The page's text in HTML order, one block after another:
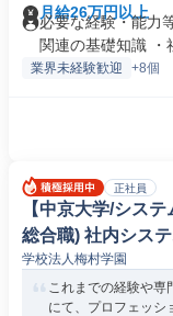
月給26万円以上
必要な経験・能力
関連の基礎知識 ・
業界未経験歓迎 +8個
正社員
【中京大学/シス
総合職) 社内シス
学校法人梅村学園
これまでの経験や専
にて、プロフェッシ